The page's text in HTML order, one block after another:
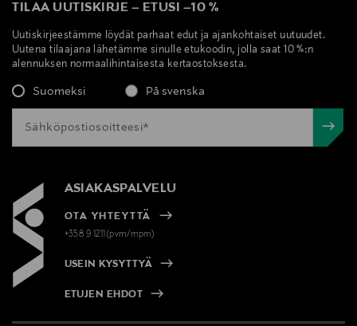
TILAA UUTISKIRJE – ETUSI –10 %
Uutiskirjeestämme löydät parhaat edut ja ajankohtaiset uutuudet.
Uutena tilaajana lähetämme sinulle etukoodin, jolla saat 10 %:n
alennuksen normaalihintaisesta kertaostoksesta.
Suomeksi På svenska
ASIAKASPALVELU
OTA YHTEYTTÄ
+358 9 1211(pvm/mpm)
USEIN KYSYTTYÄ
ETUJEN EHDOT